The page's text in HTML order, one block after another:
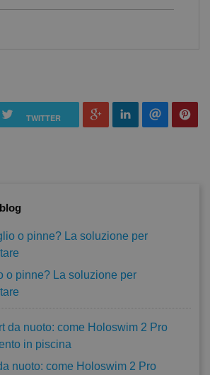
TWITTER
o pinne? La soluzione per
nuoto: come Holoswim 2 Pro